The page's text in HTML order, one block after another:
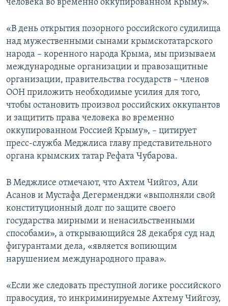
человека во временно оккупированном Крыму».
«В день открытия позорного российского судилища
над мужественными сынами крымскотатарского
народа – коренного народа Крыма, мы призываем
международные организации и правозащитные
организации, правительства государств – членов
ООН приложить необходимые усилия для того,
чтобы остановить произвол российских оккупантов
и защитить права человека во временно
оккупированном Россией Крыму», – цитирует
пресс-служба Меджлиса главу представительного
органа крымских татар Рефата Чубарова.
В Меджлисе отмечают, что Ахтем Чийгоз, Али
Асанов и Мустафа Дегерменджи «выполняли свой
конституционный долг по защите своего
государства мирными и ненасильственными
способами», а открывающийся 28 декабря суд над
фигурантами дела, «является вопиющим
нарушением международного права».
«Если же следовать преступной логике российского
правосудия, то инкриминируемые Ахтему Чийгозу,